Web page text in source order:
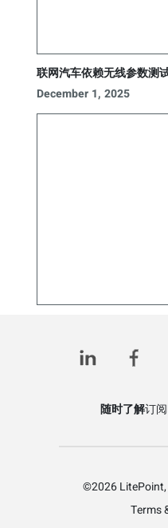
联网汽车依赖无线参数测
December 1, 2025
随时了解订
©2026 LitePoint,
Terms